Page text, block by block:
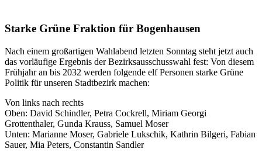
Starke Grüne Fraktion für Bogenhausen
Nach einem großartigen Wahlabend letzten Sonntag steht jetzt auch
das vorläufige Ergebnis der Bezirksausschusswahl fest: Von diesem
Frühjahr an bis 2032 werden folgende elf Personen starke Grüne
Politik für unseren Stadtbezirk machen:
Von links nach rechts
Oben: David Schindler, Petra Cockrell, Miriam Georgi
Grottenthaler, Gunda Krauss, Samuel Moser
Unten: Marianne Moser, Gabriele Lukschik, Kathrin Bilgeri, Fabian
Sauer, Mia Peters, Constantin Sandler